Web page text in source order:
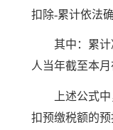
扣除-累计依法
其中：累计减
人当年截至本月
上述公式中
扣预缴税额的